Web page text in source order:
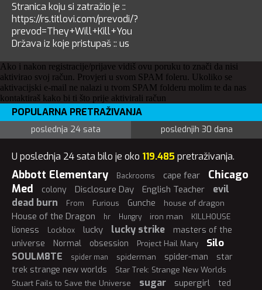
Stranica koju si zatražio je ::
https://rs.titlovi.com/prevodi/?
prevod=They+Will+Kill+You
Država iz koje pristupaš :: us
Ako i nakon registracije/prijave vidiš ovu poruku to znači da nisi
aktivirao svoj račun. Provjeri u svom SPAM foleru. Ukoliko se
aktivacijski e-mail ne nalazi u tvom SPAM folderu molim te da nas
kontaktiraš kako bi ti što prije aktivirali račun
POPULARNA PRETRAŽIVANJA
poslednja 24 sata poslednjih 30 dana
U poslednja 24 sata bilo je oko 119.485 pretraživanja.
Abbott Elementary Backrooms cape fear
Chicago
Med
colony Disclosure Day English Teacher
evil
dead burn
From Furious Gunche house of dragon
House of the Dragon hr Hungry iron man KILLHOUSE
lioness Lockbox lucky lucky strike
masters of the
universe
Normal obsession Project Hail Mary Silo
SOULM8TE spider man spiderman spider-man
star
trek strange new worlds
Star Trek: Strange New Worlds
Stuart Fails to Save the Universe
sugar supergirl
ted